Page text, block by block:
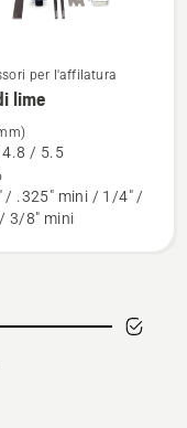
per l'affilatura
lime
/ 5.5
/ .325" mini / 1/4" /
3/8" mini